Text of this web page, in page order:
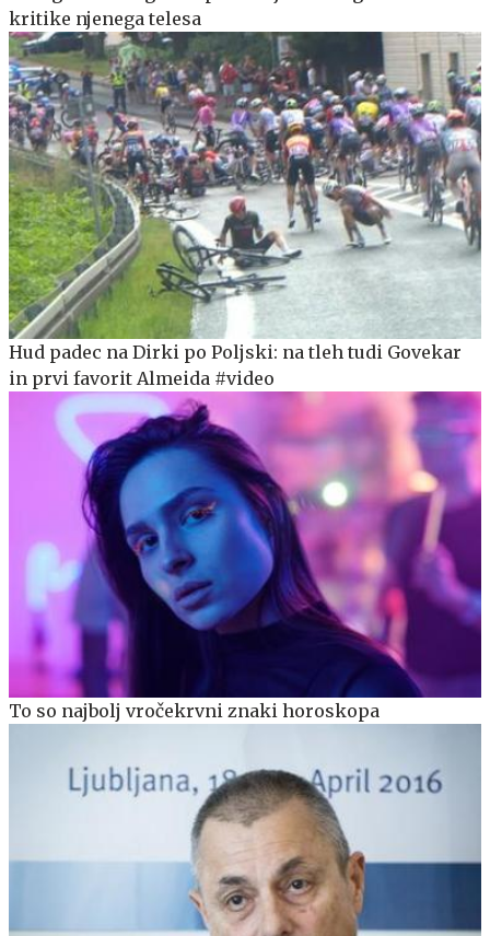
kritike njenega telesa
Hud padec na Dirki po Poljski: na tleh tudi Govekar
in prvi favorit Almeida #video
To so najbolj vročekrvni znaki horoskopa